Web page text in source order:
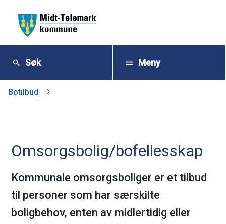
M
d
T
e
e
Søk Meny
Du
Botilbud
Omsorgsbolig/bofellesskap
Kommunale omsorgsboliger er et tilbud
til personer som har særskilte
boligbehov, enten av midlertidig eller